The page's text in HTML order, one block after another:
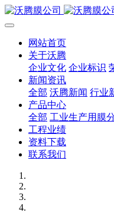
网站首页
关于沃腾
企业文化 企业标识
新闻资讯
全部 沃腾新闻 行业
产品中心
全部 工业生产用膜
工程业绩
资料下载
联系我们